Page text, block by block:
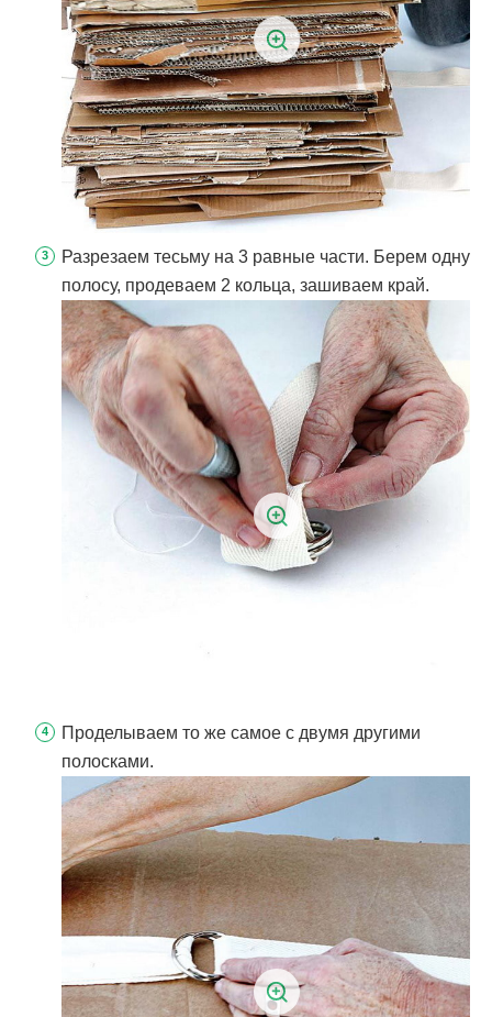
Разрезаем тесьму на 3 равные части. Берем одну
полосу, продеваем 2 кольца, зашиваем край.
Проделываем то же самое с двумя другими
полосками.